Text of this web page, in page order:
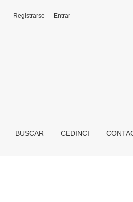
BUSCAR CEDINCI
Registrarse Entrar